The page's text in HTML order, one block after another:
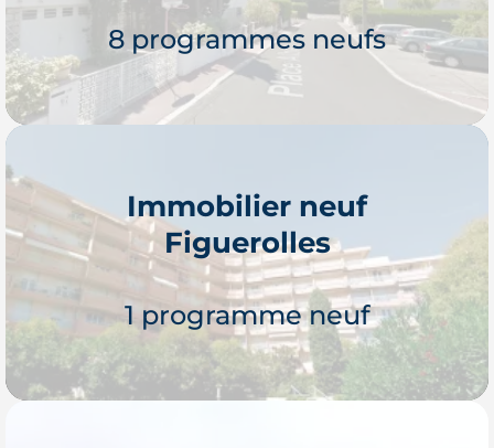
8 programmes neufs
Je découvre
Immobilier neuf
Figuerolles
1 programme neuf